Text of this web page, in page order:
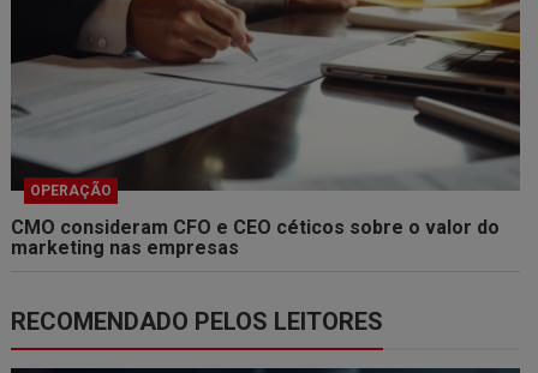
OPERAÇÃO
CMO consideram CFO e CEO céticos sobre o valor do
marketing nas empresas
RECOMENDADO PELOS LEITORES